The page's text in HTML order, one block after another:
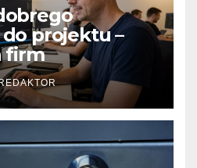
projektu –
firm